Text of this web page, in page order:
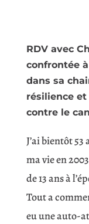
RDV avec
confrontée
dans sa
résilience
contre le
J’ai bientôt
ma vie en
de 13 ans à
Tout a
eu une auto-